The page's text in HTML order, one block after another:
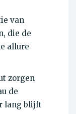
van
die de
allure
zorgen
de
lang blijft